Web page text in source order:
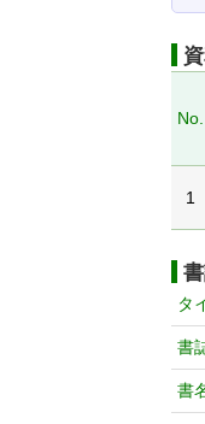
No.
1
タ
書
書